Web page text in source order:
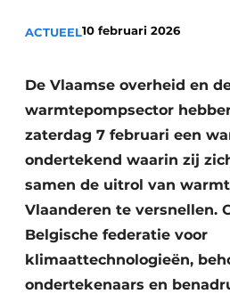
Ventilatie
ACTUEEL10 februari 2026
De Vlaamse overheid en
warmtepompsector
zaterdag 7 februari een
ondertekend waarin zij
samen de uitrol van
Vlaanderen te versnellen.
Belgische federatie voor
klimaattechnologieën,
ondertekenaars en